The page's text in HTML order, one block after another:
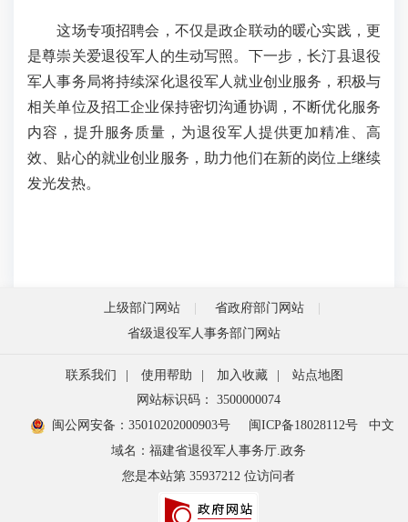
这场专项招聘会，不仅是政企联动的暖心实践，更
是尊崇关爱退役军人的生动写照。下一步，长汀县退役
军人事务局将持续深化退役军人就业创业服务，积极与
相关单位及招工企业保持密切沟通协调，不断优化服务
内容，提升服务质量，为退役军人提供更加精准、高
效、贴心的就业创业服务，助力他们在新的岗位上继续
发光发热。
上级部门网站
省政府部门网站
省级退役军人事务部门网站
联系我们 使用帮助 加入收藏
站点地图
网站标识码： 3500000074
闽公网安备：35010202000903号
闽ICP备18028112号
中文
域名：福建省退役军人事务厅.政务
您是本站第 35937212 位访问者